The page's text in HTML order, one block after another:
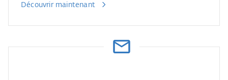
Découvrir maintenant